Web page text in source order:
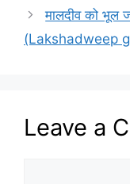
मालदीव को भूल
(Lakshadweep
Leave a